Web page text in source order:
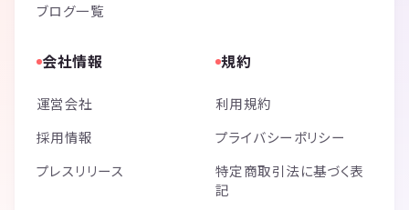
ブログ一覧
会社情報
運営会社
採用情報
プレスリリース
規約
利用規約
プライバシーポリシー
特定商取引法に基づく表
記